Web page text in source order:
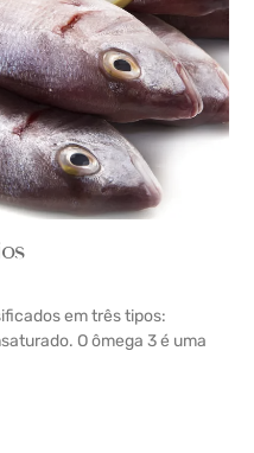
em três tipos:
O ômega 3 é uma